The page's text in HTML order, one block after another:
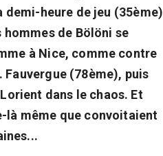
demi-heure de jeu (35ème)
de Bölöni se
à Nice, comme contre
(78ème), puis
dans le chaos. Et
là même que convoitaient